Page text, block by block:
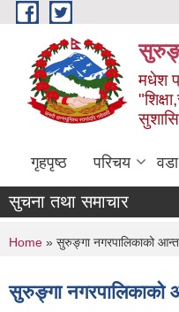
Skip to main content
मधेश
गृहपृष्ठ परिचय
सुचना तथा समाचार
You are here
Home » सुरुङ्गा नगरपालिकाको
सुरुङ्गा नगरपालिकाको